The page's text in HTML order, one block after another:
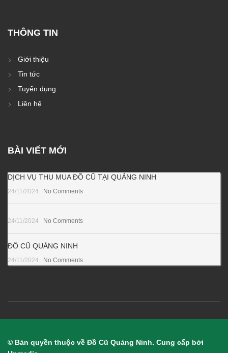
THÔNG TIN
Giới thiệu
Tin tức
Tuyển dụng
Liên hệ
BÀI VIẾT MỚI
DỊCH VỤ THU MUA ĐỒ CŨ TẠI QUẢNG NINH
24/11/2024 No Comments
24/11/2024 No Comments
ĐỒ CŨ QUẢNG NINH
24/11/2024 No Comments
© Bản quyền thuộc về Đồ Cũ Quảng Ninh. Cung cấp bởi